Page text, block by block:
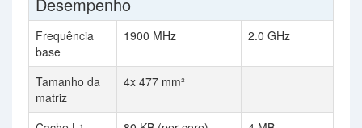
Frequência
base
1900 MHz 2.0 GHz
Tamanho da
matriz
4x 477 mm²